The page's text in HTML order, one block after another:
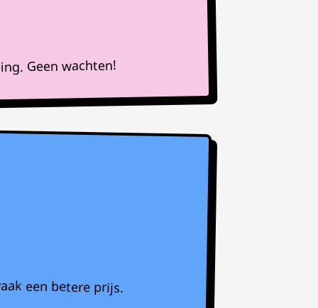
Geen wachten!
een betere prijs.